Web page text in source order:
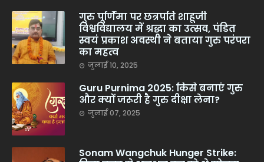
गुरु पूर्णिमा पर छत्रपति शाहूजी
विश्वविद्यालय में श्रद्धा का उत्सव, पंडित
स्वयं प्रकाश अवस्थी ने बताया गुरु परंपरा
का महत्व
जुलाई 10, 2025
Guru Purnima 2025: किसे बनाएं गुरु
और क्यों जरूरी है गुरु दीक्षा लेना?
जुलाई 07, 2025
Sonam Wangchuk Hunger Strike: